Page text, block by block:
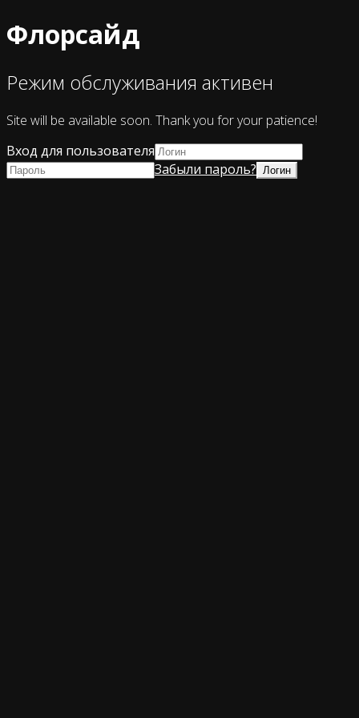
Флорсайд
Режим обслуживания активен
Site will be available soon. Thank you for your patience!
Вход для пользователя
Забыли пароль?